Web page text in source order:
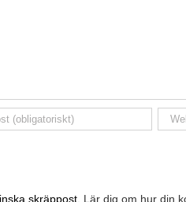
skräppost. Lär dig om hur din